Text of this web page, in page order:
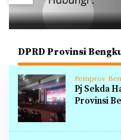
DPRD Provinsi
Pemprov
Pj Sekda
Provinsi